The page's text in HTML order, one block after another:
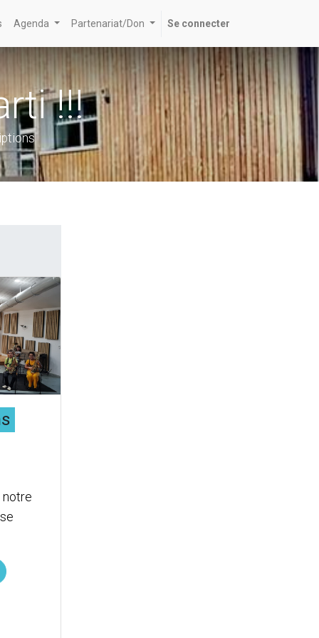
Agenda Partenariat/Don Se connecter
!!!